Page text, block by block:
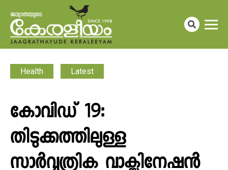
Health Latest
കോവിഡ് 19:
തിടുക്കത്തിലുള്ള
സാർവ്വത്രിക വാക്സിനേഷൻ